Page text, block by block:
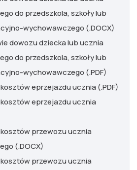
do przedszkola, szkoły lub
wychowawczego (.DOCX)
dowozu dziecka lub ucznia
do przedszkola, szkoły lub
wychowawczego (.PDF)
eprzejazdu ucznia (.PDF)
eprzejazdu ucznia
przewozu ucznia
(.DOCX)
przewozu ucznia